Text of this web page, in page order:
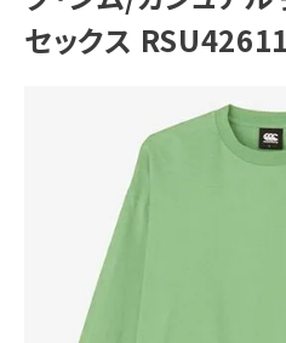
スポーツから選ぶ
ブランドから選ぶ
SALE品はこちら
INFORMATIOM
セックス